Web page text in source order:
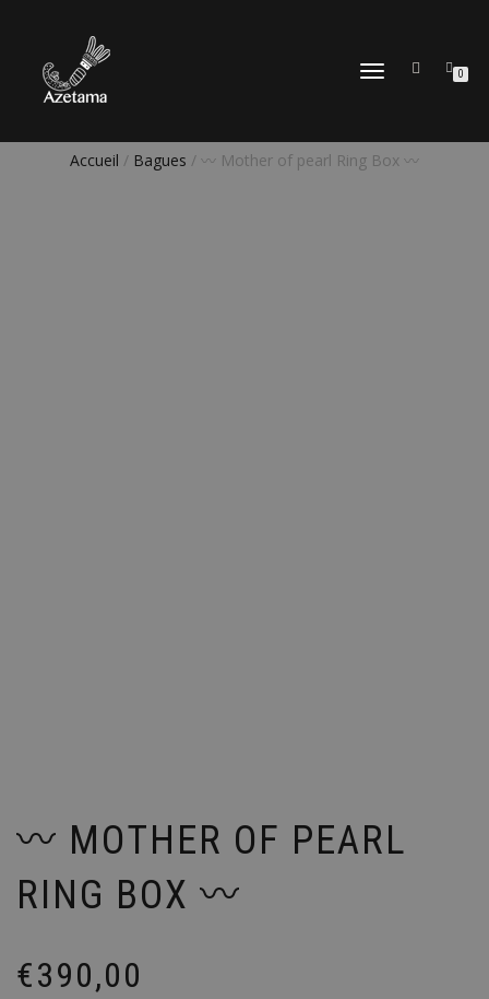
DÉPLIER
0
Accueil / Bagues / 〰️ Mother of pearl Ring Box 〰️
〰️ MOTHER OF PEARL
RING BOX 〰️
€390,00